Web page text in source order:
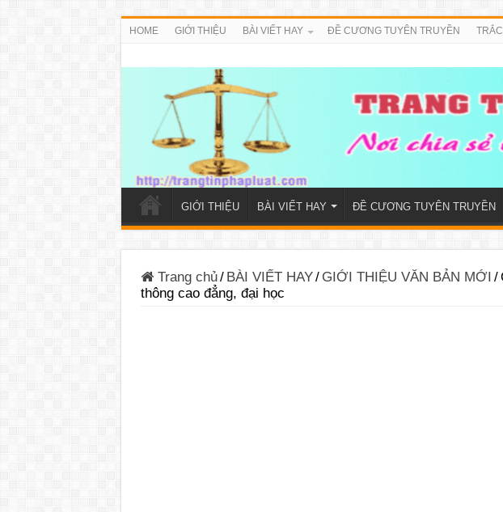
HOME GIỚI THIỆU BÀI VIẾT HAY ĐỀ CƯƠNG TUYÊN TRUYỀN
GIỚI THIỆU BÀI VIẾT HAY ĐỀ CƯƠNG TUYÊN TRUYỀN
Trang chủ/ BÀI VIẾT HAY/ GIỚI THIỆU VĂN BẢN MỚI /
thông cao đẳng, đại học